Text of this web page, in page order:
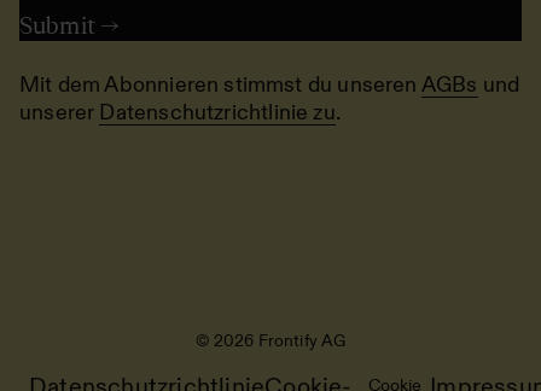
Mit dem Abonnieren stimmst du unseren AGBs und
unserer Datenschutzrichtlinie zu.
© 2026 Frontify AG
Cookie